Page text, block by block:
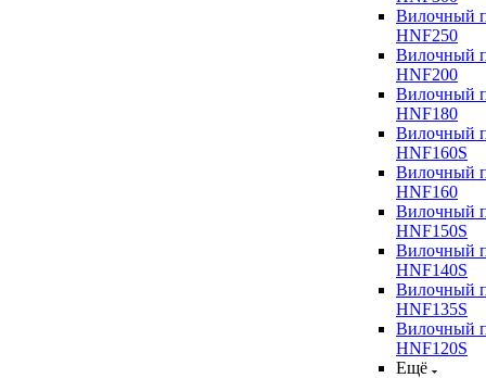
Вилочный
HNF250
Вилочный
HNF200
Вилочный
HNF180
Вилочный
HNF160S
Вилочный
HNF160
Вилочный
HNF150S
Вилочный
HNF140S
Вилочный
HNF135S
Вилочный
HNF120S
Ещё